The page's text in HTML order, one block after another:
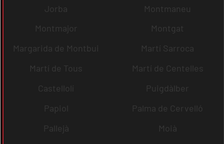
Jorba
Montmaneu
Montmajor
Montgat
Margarida de Montbui
Martí Sarroca
Martí de Tous
Martí de Centelles
Castellolí
Puigdàlber
Papiol
Palma de Cervelló
Pallejà
Moià